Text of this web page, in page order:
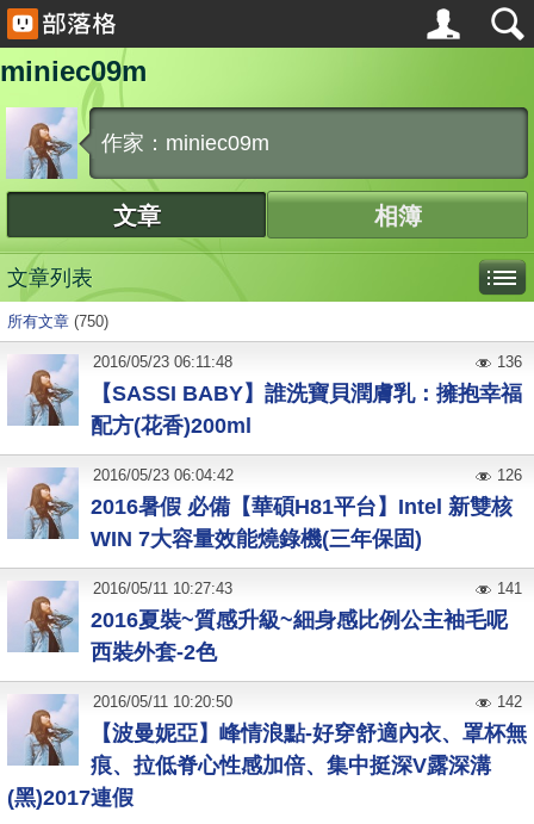
miniec09m
作家：miniec09m
文章 相簿
文章列表
所有文章 (750)
【SASSI BABY】誰洗寶貝潤膚乳：擁抱幸福
配方(花香)200ml
2016/05/23 06:11:48 136
2016暑假 必備【華碩H81平台】Intel 新雙核
WIN 7大容量效能燒錄機(三年保固)
2016/05/23 06:04:42 126
2016夏裝~質感升級~細身感比例公主袖毛呢
西裝外套-2色
2016/05/11 10:27:43 141
【波曼妮亞】峰情浪點-好穿舒適內衣、罩杯無
痕、拉低脊心性感加倍、集中挺深V露深溝
(黑)2017連假
2016/05/11 10:20:50 142